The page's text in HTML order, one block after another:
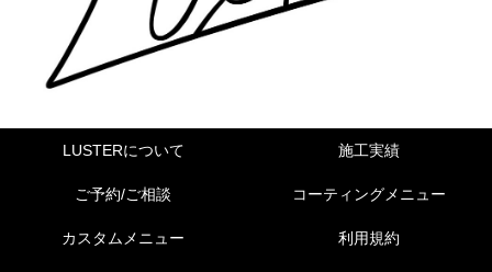
LUSTERについて 施工実績
ご予約/ご相談 コーティングメニュー
カスタムメニュー 利用規約